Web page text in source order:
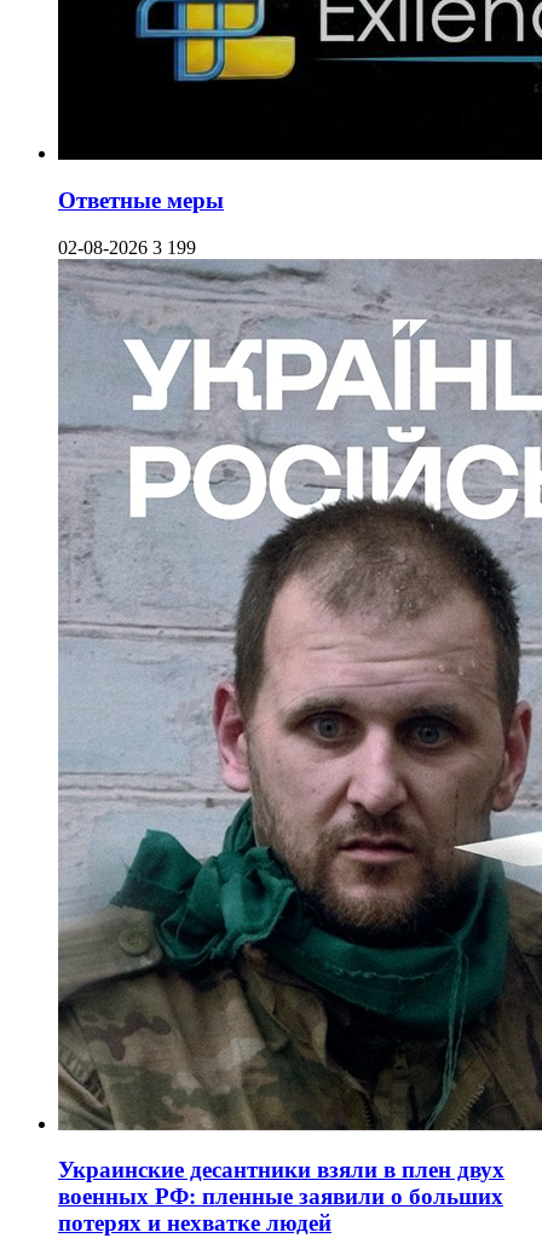
Ответные меры
02-08-2026 3 199
Украинские десантники взяли в плен двух
военных РФ: пленные заявили о больших
потерях и нехватке людей